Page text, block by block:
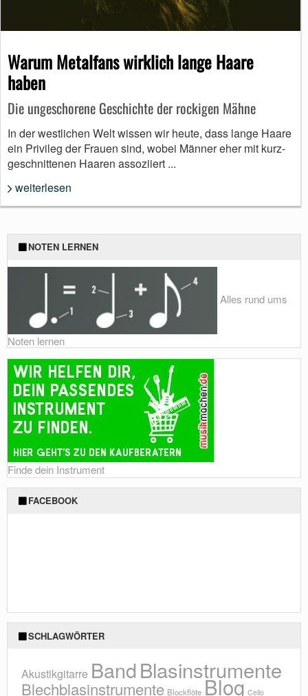
Warum Metalfans wirklich lange Haare
haben
Die ungeschorene Geschichte der rockigen Mähne
In der westlichen Welt wissen wir heute, dass lange Haare
ein Privileg der Frauen sind, wobei Männer eher mit kurz-
geschnittenen Haaren assoziiert ...
weiterlesen
NOTEN LERNEN
Alles rund ums
Noten lernen
Finde dein Instrument
FACEBOOK
SCHLAGWÖRTER
Akustikgitarre BandBlasinstrumente
Blechblasinstrumente Blockflöte Blog Cello